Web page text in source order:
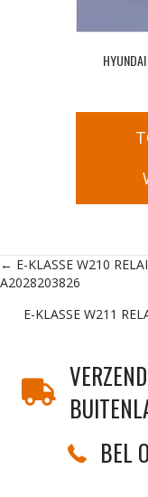
Posts
navigation
← E-KLASSE W210
A2028203826
E-KLASSE W211
BEL